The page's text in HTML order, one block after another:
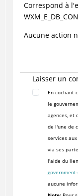
Correspond à
Aucune action
Laisser un
En cochant
le
agences, et
de l'une de
services
via ses
l'aide du
aucune